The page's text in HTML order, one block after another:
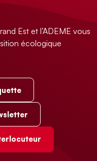
Est et l’ADEME vous
écologique